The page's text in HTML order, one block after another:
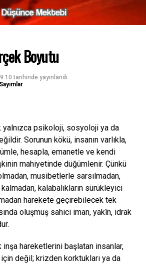
Boyutu
tarihinde yayınlandı.
yalnızca psikoloji, sosyoloji ya da
Sorunun kökü, insanın varlıkla,
hesapla, emanetle ve kendi
mahiyetinde düğümlenir. Çünkü
musibetlerle sarsılmadan,
kalabalıkların sürükleyici
harekete geçirebilecek tek
oluşmuş sahici iman, yakîn, idrak
inşa hareketlerini başlatan insanlar,
değil; krizden korktukları ya da